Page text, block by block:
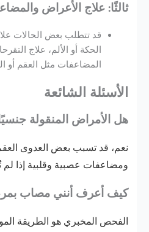
ثالثًا: علاج الأعراض
قد تتطلب بعض الحالات
الحكة أو الألم، علاج
المضاعفات مثل العقم أو
الأسئلة الشائعة
هل الأمراض المنقولة
نعم، قد تسبب بعض العدوى
ومضاعفات عصبية وقلبية إذا
كيف أعرف أنني مصاب
الفحص المخبري هو الطريقة